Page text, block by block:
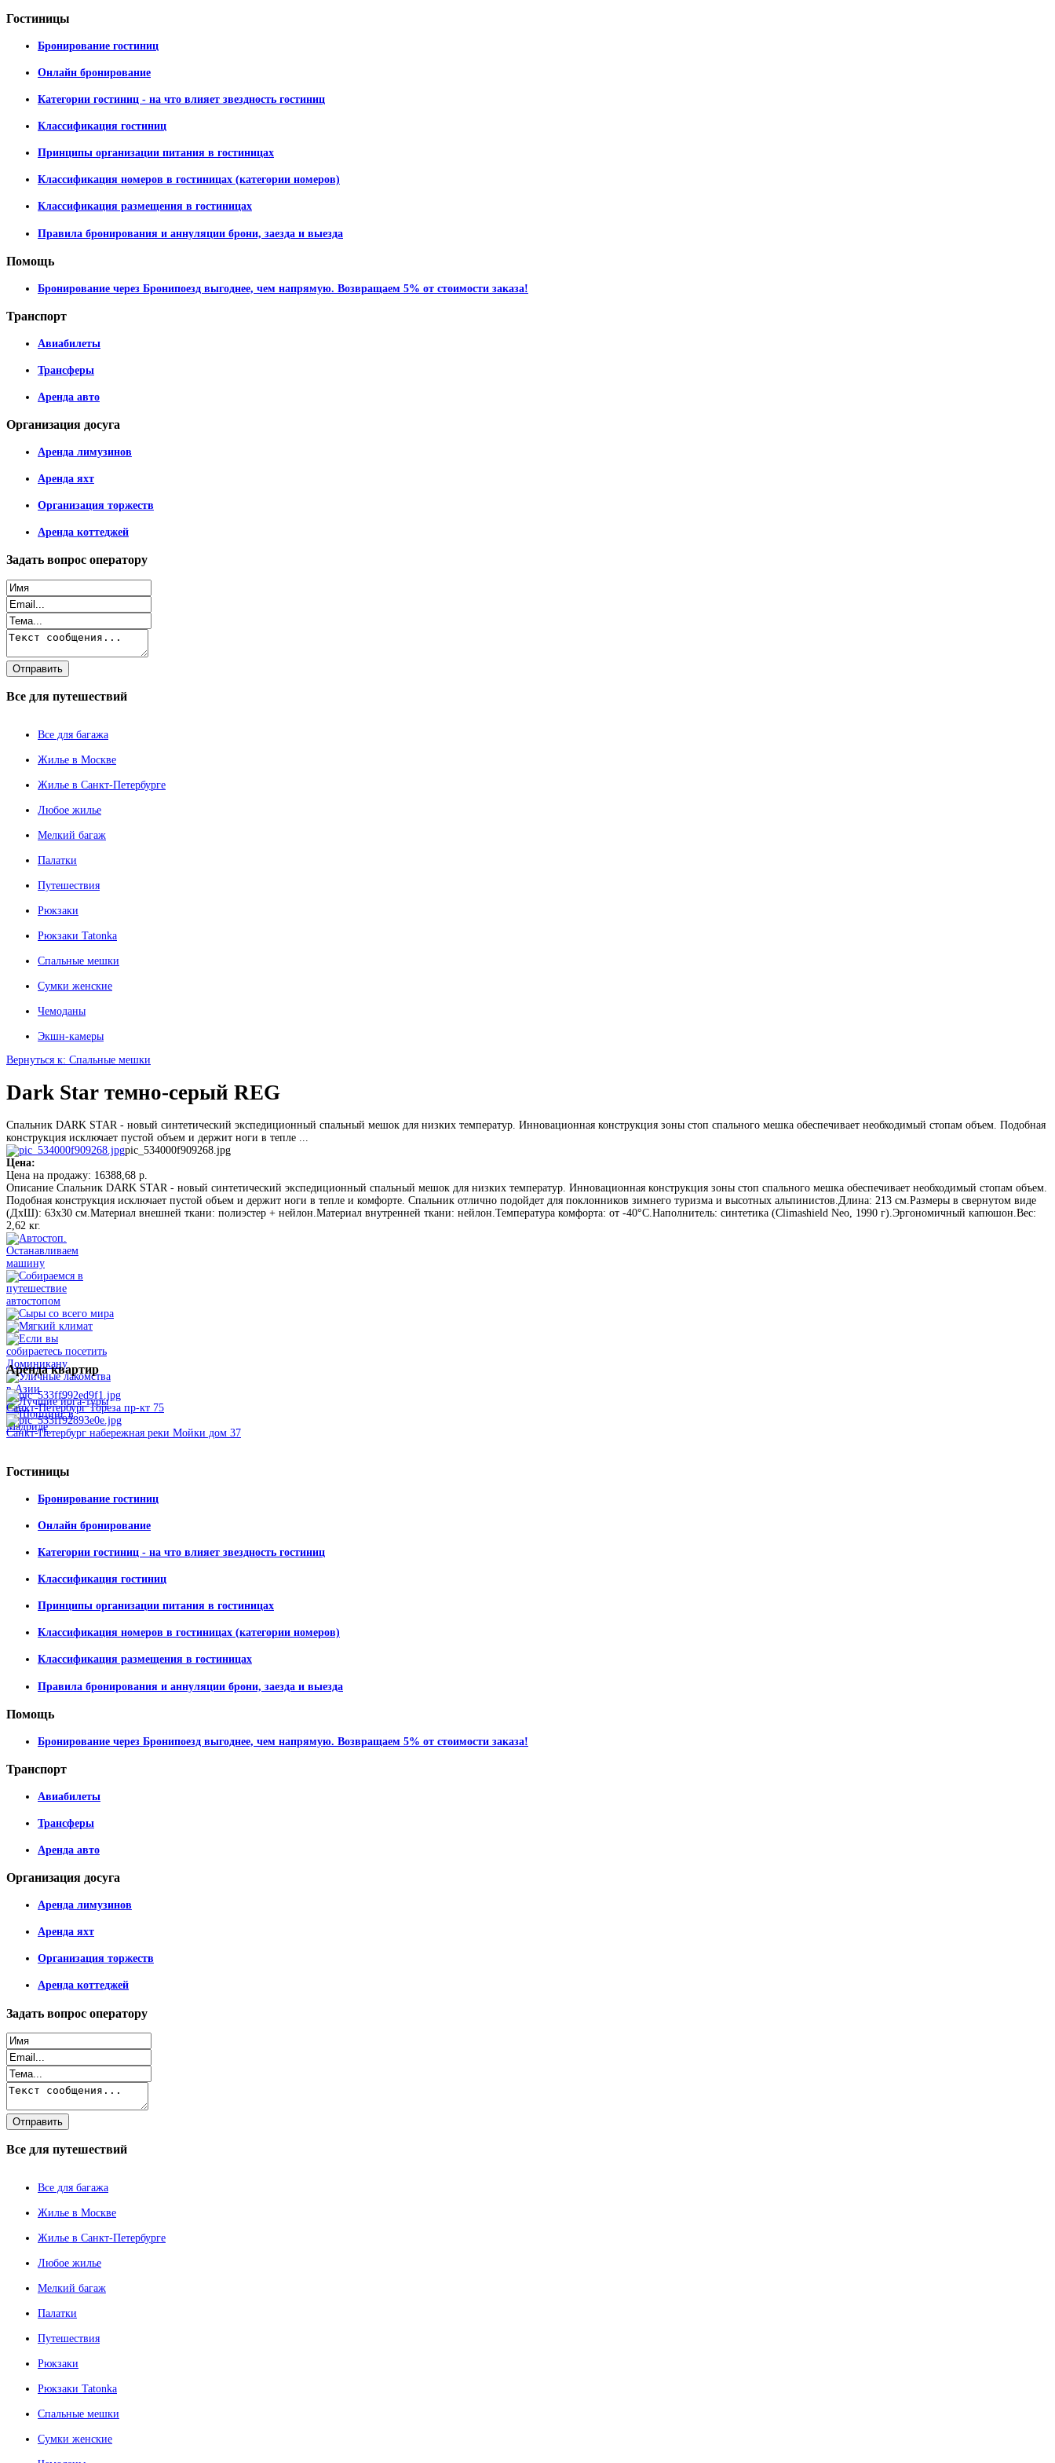
Гостиницы
Бронирование гостиниц
Онлайн бронирование
Категории гостиниц - на что влияет звездность гостиниц
Классификация гостиниц
Принципы организации питания в гостиницах
Классификация номеров в гостиницах (категории номеров)
Классификация размещения в гостиницах
Правила бронирования и аннуляции брони, заезда и выезда
Помощь
Бронирование через Бронипоезд выгоднее, чем напрямую. Возвращаем 5% от стоимости заказа!
Транспорт
Авиабилеты
Трансферы
Аренда авто
Организация досуга
Аренда лимузинов
Аренда яхт
Организация торжеств
Аренда коттеджей
Задать вопрос оператору
Все для путешествий
Все для багажа
Жилье в Москве
Жилье в Санкт-Петербурге
Любое жилье
Мелкий багаж
Палатки
Путешествия
Рюкзаки
Рюкзаки Tatonka
Спальные мешки
Сумки женские
Чемоданы
Экшн-камеры
Вернуться к: Спальные мешки
Dark Star темно-серый REG
Спальник DARK STAR - новый синтетический экспедиционный спальный мешок для низких температур. Инновационная конструкция зоны стоп спального мешка обеспечивает необходимый стопам объем. Подобная
конструкция исключает пустой объем и держит ноги в тепле ...
pic_534000f909268.jpg
Цена:
Цена на продажу: 16388,68 р.
Описание Спальник DARK STAR - новый синтетический экспедиционный спальный мешок для низких температур. Инновационная конструкция зоны стоп спального мешка обеспечивает необходимый стопам объем.
Подобная конструкция исключает пустой объем и держит ноги в тепле и комфорте. Спальник отлично подойдет для поклонников зимнего туризма и высотных альпинистов.Длина: 213 см.Размеры в свернутом виде
(ДхШ): 63x30 см.Материал внешней ткани: полиэстер + нейлон.Материал внутренней ткани: нейлон.Температура комфорта: от -40°С.Наполнитель: синтетика (Climashield Neo, 1990 г).Эргономичный капюшон.Вес:
2,62 кг.
Арендаквартир
Санкт-Петербург Тореза пр-кт 75
Санкт-Петербург набережная реки Мойки дом 37
Гостиницы
Бронирование гостиниц
Онлайн бронирование
Категории гостиниц - на что влияет звездность гостиниц
Классификация гостиниц
Принципы организации питания в гостиницах
Классификация номеров в гостиницах (категории номеров)
Классификация размещения в гостиницах
Правила бронирования и аннуляции брони, заезда и выезда
Помощь
Бронирование через Бронипоезд выгоднее, чем напрямую. Возвращаем 5% от стоимости заказа!
Транспорт
Авиабилеты
Трансферы
Аренда авто
Организация досуга
Аренда лимузинов
Аренда яхт
Организация торжеств
Аренда коттеджей
Задать вопрос оператору
Все для путешествий
Все для багажа
Жилье в Москве
Жилье в Санкт-Петербурге
Любое жилье
Мелкий багаж
Палатки
Путешествия
Рюкзаки
Рюкзаки Tatonka
Спальные мешки
Сумки женские